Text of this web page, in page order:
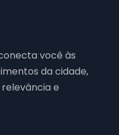
você às
da cidade,
e